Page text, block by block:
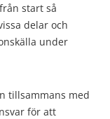
start så
delar och
under
tillsammans med
för att